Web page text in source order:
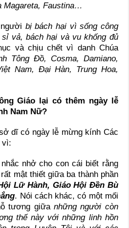
Magareta, Faustina…
bị bách hại vì sống công
vả, bách hại và vu khống đủ
và chịu chết vì danh Chúa
Tông Đồ, Cosma, Damiano,
Nam, Đại Hàn, Trung Hoa,
Giáo lại có thêm ngày lễ
Nam Nữ?
dĩ có ngày lễ mừng kính Các
vì:
nhở cho con cái biết rằng
mật thiết giữa ba thành phần
Lữ Hành, Giáo Hội Đền Bù
. Nói cách khác, có một mối
tương giữa những người còn
thế này với những linh hồn